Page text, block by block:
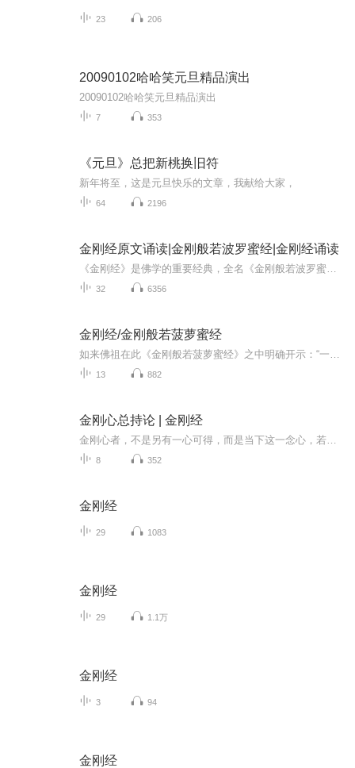
23 206
20090102哈哈笑元旦精品演出
20090102哈哈笑元旦精品演出
7 353
《元旦》总把新桃换旧符
新年将至，这是元旦快乐的文章，我献给大家，
64 2196
金刚经原文诵读|金刚般若波罗蜜经|金刚经诵读
32 6356
金刚经/金刚般若菠萝蜜经
13 882
金刚心总持论 | 金刚经
8 352
金刚经
29 1083
金刚经
29 1.1万
金刚经
3 94
金刚经